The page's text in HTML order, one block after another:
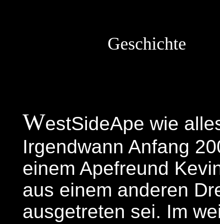
Geschichte
WestSideApe wie
Irgendwann Anfang
einem Apefreund
aus einem anderen
ausgetreten sei. Im